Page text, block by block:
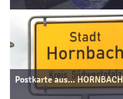
Postkarte aus... HORNBACH